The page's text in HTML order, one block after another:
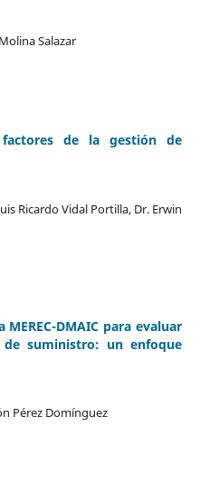
Salazar
de la gestión de
Ricardo Vidal Portilla, Dr. Erwin
DMAIC para evaluar
suministro: un enfoque
Pérez Domínguez